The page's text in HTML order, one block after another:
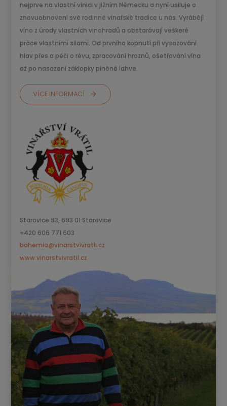
Starovice 93, 693 01 Starovice
+420 606 771 603
bohemia@vinarstvivratil.cz
www.vinarstvivratil.cz
nejprve na vlastní vinici v jižním Německu a nyní usiluje o
znovuobnovení své rodinné vinařské tradice u nás. Vyrábějí
víno z úrody vlastních vinohradů a obstarávají veškeré
práce vlastními silami. Od prvního kopnutí při vysazování
hlav přes a péči o révu, zpracování hroznů, ošetřování vína
až po nasazení záklopky plněné lahve.
VÍCE INFORMACÍ